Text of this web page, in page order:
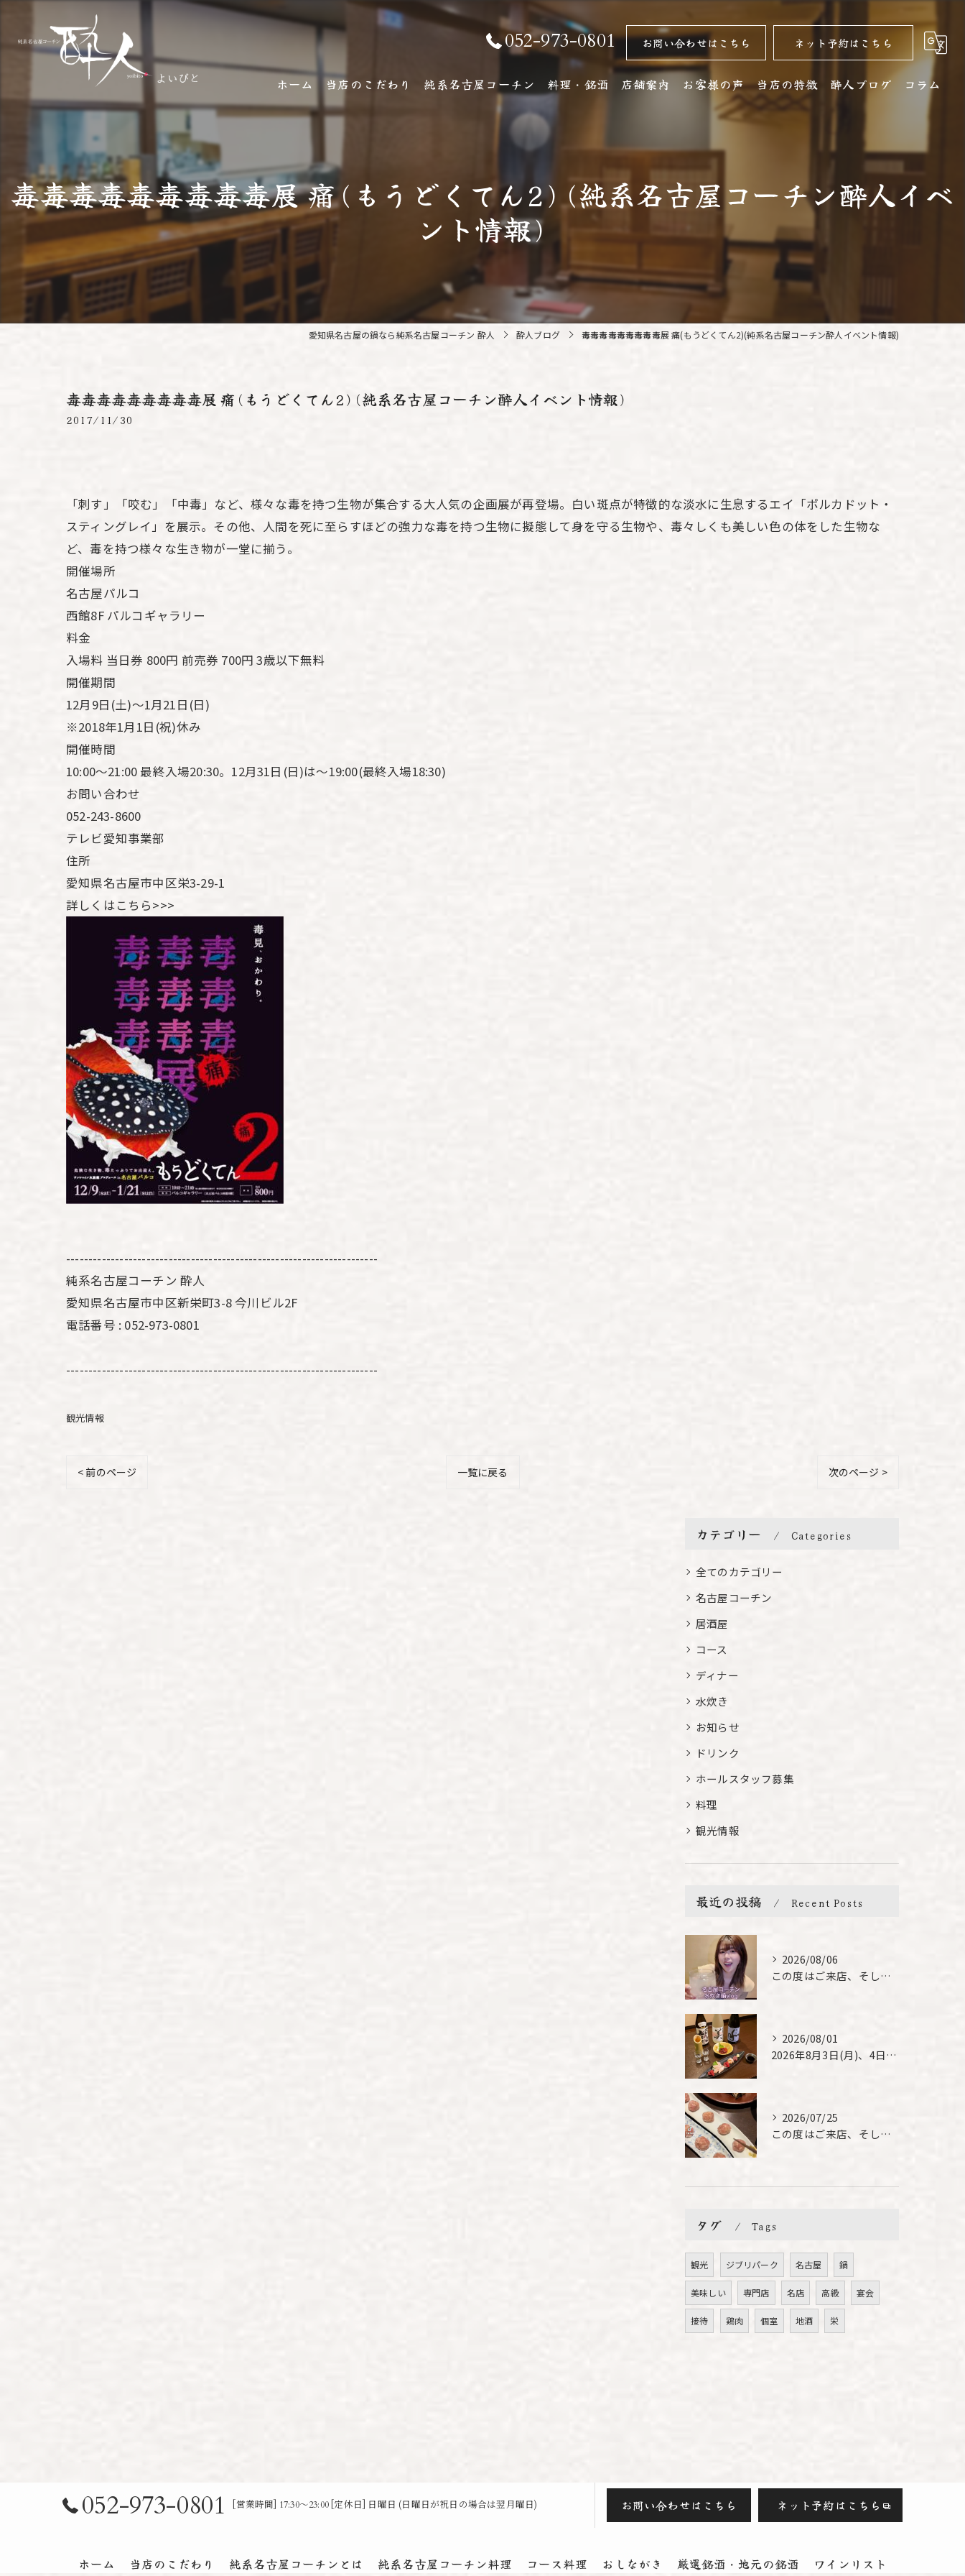
052-973-0801 お問い合わせはこちら ネット予約はこちら
ホーム 当店のこだわり 純系名古屋コーチン
純系名古屋コーチンとは
料理・銘酒
厳選銘酒・地元の銘酒
その他ドリンク
店舗案内
アクセス
お客様の声 当店の特徴
コース
ディナー
酔人ブログ コラム
毒毒毒毒毒毒毒毒毒展 痛(もうどくてん2)(純系名古屋コーチン酔人イベ
ント情報)
愛知県名古屋の鍋なら純系名古屋コーチン 酔人 酔人ブログ 毒毒毒毒毒毒毒毒毒展 痛(もうどくてん2)(純系名古屋コーチン酔人イベント情報)
毒毒毒毒毒毒毒毒毒展 痛(もうどくてん2)(純系名古屋コーチン酔人イベント情報)
2017/11/30
「刺す」「咬む」「中毒」など、様々な毒を持つ生物が集合する大人気の企画展が再登場。白い斑点が特徴的な淡水に生息するエイ「ポルカドット・
スティングレイ」を展示。その他、人間を死に至らすほどの強力な毒を持つ生物に擬態して身を守る生物や、毒々しくも美しい色の体をした生物な
ど、毒を持つ様々な生き物が一堂に揃う。
開催場所
名古屋パルコ
西館8F パルコギャラリー
料金
入場料 当日券 800円 前売券 700円 3歳以下無料
開催期間
12月9日(土)～1月21日(日)
※2018年1月1日(祝)休み
開催時間
10:00～21:00 最終入場20:30。12月31日(日)は～19:00(最終入場18:30)
お問い合わせ
052-243-8600
テレビ愛知事業部
住所
愛知県名古屋市中区栄3-29-1
詳しくはこちら>>>
----------------------------------------------------------------------
純系名古屋コーチン 酔人
愛知県名古屋市中区新栄町3-8 今川ビル2F
電話番号 : 052-973-0801
----------------------------------------------------------------------
観光情報
< 前のページ 一覧に戻る 次のページ >
カテゴリー Categories
全てのカテゴリー
名古屋コーチン
居酒屋
コース
ディナー
水炊き
お知らせ
ドリンク
ホールスタッフ募集
料理
観光情報
最近の投稿 Recent Posts
2026/08/06
この度はご来店、そして素敵なご紹介誠にありがとうございます✨...
2026/08/01
2026年8月3日(月)、4日(火)は、臨時休業させて頂きま...
2026/07/25
この度はご来店、そして素敵なご紹介誠にありがとうございます✨...
タグ Tags
観光 ジブリパーク 名古屋 鍋
美味しい 専門店 名店 高級 宴会
接待 鶏肉 個室 地酒 栄
052-973-0801 [営業時間] 17:30～23:00 [定休日] 日曜日 (日曜日が祝日の場合は翌月曜日) お問い合わせはこちら ネット予約はこちら
ホーム 当店のこだわり 純系名古屋コーチンとは 純系名古屋コーチン料理 コース料理 おしながき 厳選銘酒・地元の銘酒 ワインリスト